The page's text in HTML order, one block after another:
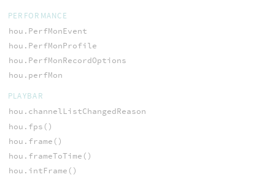
PERFORMANCE
hou.PerfMonEvent
hou.PerfMonProfile
hou.PerfMonRecordOptions
hou.perfMon
PLAYBAR
hou.channelListChangedReason
hou.fps()
hou.frame()
hou.frameToTime()
hou.intFrame()